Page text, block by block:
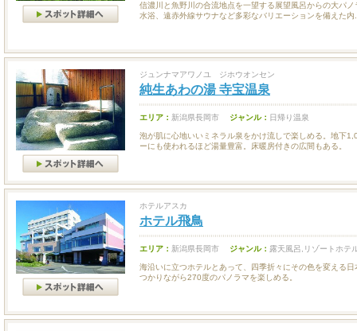
信濃川と魚野川の合流地点を一望する展望風呂からの大パ
水浴、遠赤外線サウナなど多彩なバリエーションを備えた内
ジュンナマアワノユ ジホウオンセン
純生あわの湯 寺宝温泉
エリア： 新潟県長岡市 ジャンル： 日帰り温泉
泡が肌に心地いいミネラル泉をかけ流しで楽しめる。地下
ーにも使われるほど湯量豊富。床暖房付きの広間もある。
ホテルアスカ
ホテル飛鳥
エリア： 新潟県長岡市 ジャンル： 露天風呂,リゾートホテ
海沿いに立つホテルとあって、四季折々にその色を変える
つかりながら270度のパノラマを楽しめる。